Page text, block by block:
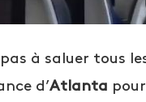
à saluer tous
d’Atlanta pour